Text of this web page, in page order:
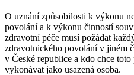
O uznání způsobilosti k výkonu
povolání a k výkonu činností
zdravotní péče musí požádat
zdravotnického povolání v jiném
v České republice a kdo chce
vykonávat jako usazená osoba.